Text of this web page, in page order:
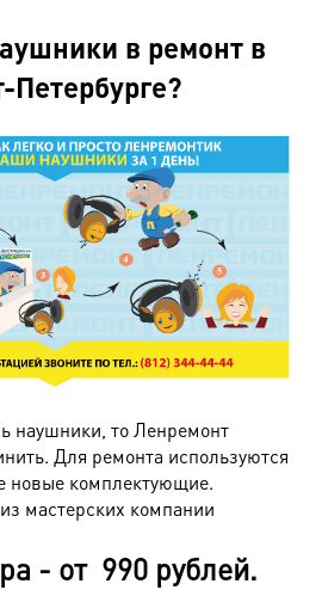
в ремонт в
Петербурге?
наушники, то Ленремонт
Для ремонта используются
новые комплектующие.
мастерских компании
- от 990 рублей.